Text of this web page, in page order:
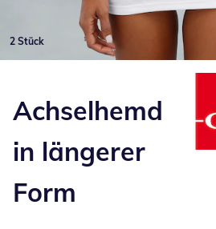
Zum Vergrößern auf das Bild klicken
2 Stück
Achselhemd
in längerer
Form